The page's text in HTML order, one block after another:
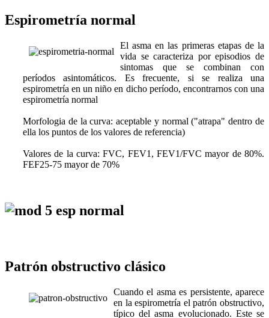
Espirometría normal
El asma en las primeras etapas de la
vida se caracteriza por episodios de
sintomas que se combinan con
períodos asintomáticos. Es frecuente, si se realiza una
espirometría en un niño en dicho período, encontrarnos con una
espirometría normal
Morfologia de la curva: aceptable y normal ("atrapa" dentro de
ella los puntos de los valores de referencia)
Valores de la curva: FVC, FEV1, FEV1/FVC mayor de 80%.
FEF25-75 mayor de 70%
Patrón obstructivo clásico
Cuando el asma es persistente, aparece
en la espirometría el patrón obstructivo,
típico del asma evolucionado. Este se